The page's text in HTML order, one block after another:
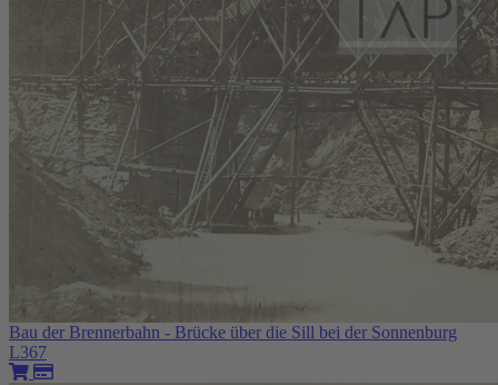
Bau der Brennerbahn - Brücke über die Sill bei der Sonnenburg
L367